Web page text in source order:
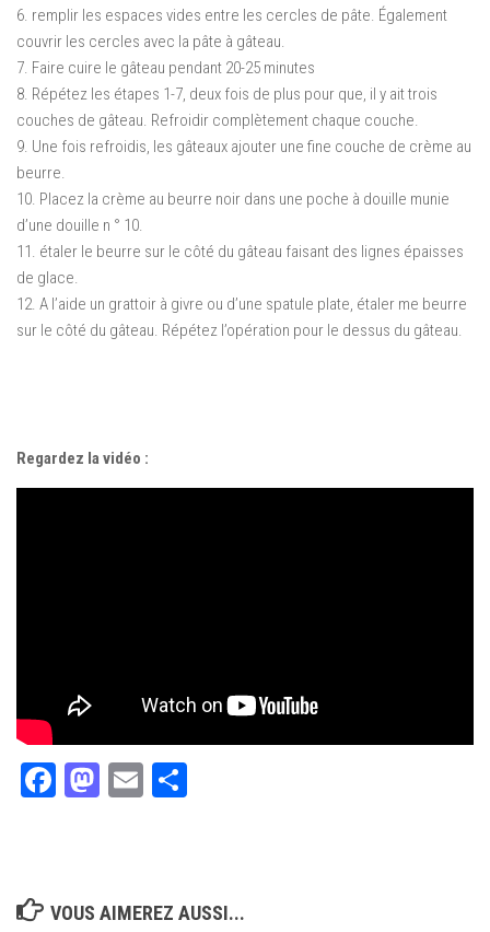
6. remplir les espaces vides entre les cercles de pâte. Également
couvrir les cercles avec la pâte à gâteau.
7. Faire cuire le gâteau pendant 20-25 minutes
8. Répétez les étapes 1-7, deux fois de plus pour que, il y ait trois
couches de gâteau. Refroidir complètement chaque couche.
9. Une fois refroidis, les gâteaux ajouter une fine couche de crème au
beurre.
10. Placez la crème au beurre noir dans une poche à douille munie
d’une douille n ° 10.
11. étaler le beurre sur le côté du gâteau faisant des lignes épaisses
de glace.
12. A l’aide un grattoir à givre ou d’une spatule plate, étaler me beurre
sur le côté du gâteau. Répétez l’opération pour le dessus du gâteau.
Regardez la vidéo :
Facebook
Mastodon
Email
VOUS AIMEREZ AUSSI...